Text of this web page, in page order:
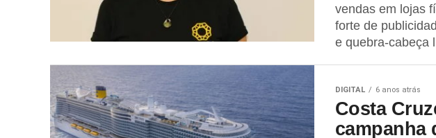
vendas em lojas
forte de
e quebra-cabeça
DIGITAL 6 anos atrás
Costa
campanha